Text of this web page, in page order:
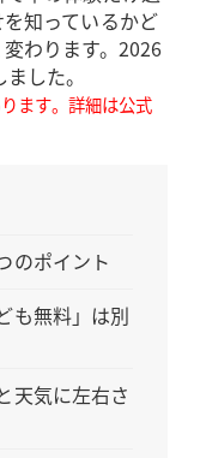
知っているかど
わります。2026
した。
ます。詳細は公式
のポイント
も無料」は別
天気に左右さ